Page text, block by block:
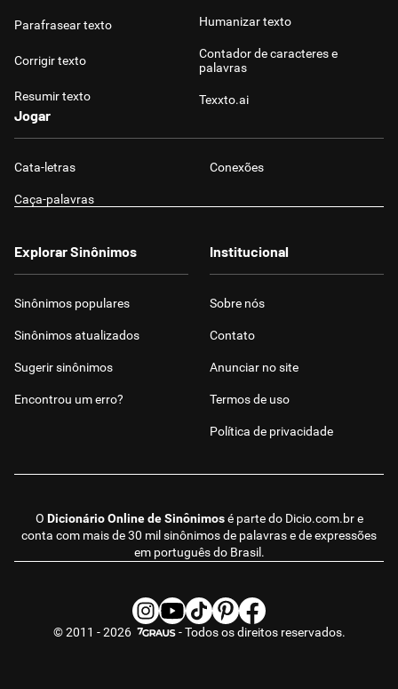
Parafrasear texto
Corrigir texto
Resumir texto
Humanizar texto
Contador de caracteres e
palavras
Texxto.ai
Jogar
Cata-letras Conexões
Caça-palavras
O Dicionário Online de Sinônimosé parte do Dicio.com.bre
conta com mais de 30 mil sinônimos de palavras e de expressões
em português do Brasil.
Explorar Sinônimos
Sinônimos populares
Sinônimos atualizados
Sugerir sinônimos
Encontrou um erro?
Institucional
Sobre nós
Contato
Anunciar no site
Termos de uso
Política de privacidade
© 2011 - 2026 - Todos os direitos reservados.